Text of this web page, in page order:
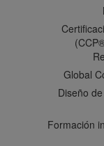
Global
Diseño
Formación